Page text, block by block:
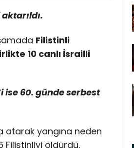
Filistinli
10 canlı İsrailli
ise 60. günde serbest
atarak yangına neden
öldürdü.